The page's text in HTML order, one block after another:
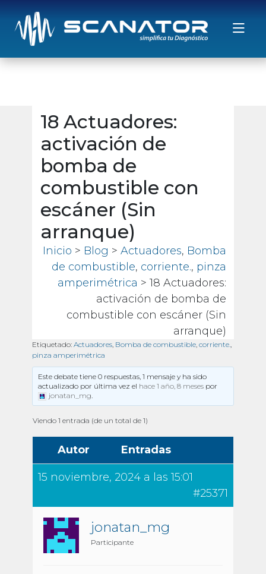
Saltar al contenido
18 Actuadores:
activación de
bomba de
combustible con
escáner (Sin
arranque)
Inicio > Blog > Actuadores, Bomba
de combustible, corriente., pinza
amperimétrica > 18 Actuadores:
activación de bomba de
combustible con escáner (Sin
arranque)
Etiquetado: Actuadores Bomba de combustible corriente.
pinza amperimétrica
Este debate tiene 0 respuestas, 1 mensaje y ha sido
actualizado por última vez el hace 1 año, 8 meses por
jonatan_mg
Viendo 1 entrada (de un total de 1)
Autor Entradas
15 noviembre, 2024 a las 15:01
#25371
jonatan_mg
Participante